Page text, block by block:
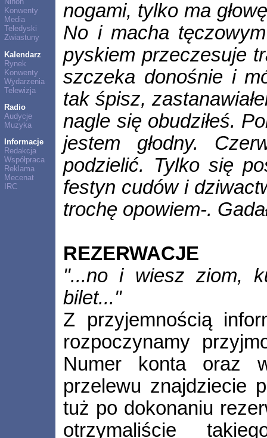
Konwenty
Media
Teledyski
Zwiastuny
Kalendarz
Rynek
Konwenty
Wydarzenia
Telewizja
Radio
Audycje
Muzyka
Informacje
Redakcja
Współpraca
Reklama
Mecenat
IRC
nogami, tylko ma
No i macha
pyskiem przeczesuje
szczeka donośnie i
tak śpisz,
nagle się obudziłeś.
jestem głodny.
podzielić. Tylko się
festyn cudów i
trochę opowiem-.
REZERWACJE
"...no i wiesz ziom,
bilet..."
Z przyjemnością
rozpoczynamy
Numer konta oraz
przelewu znajdziecie
tuż po dokonaniu
otrzymaliście